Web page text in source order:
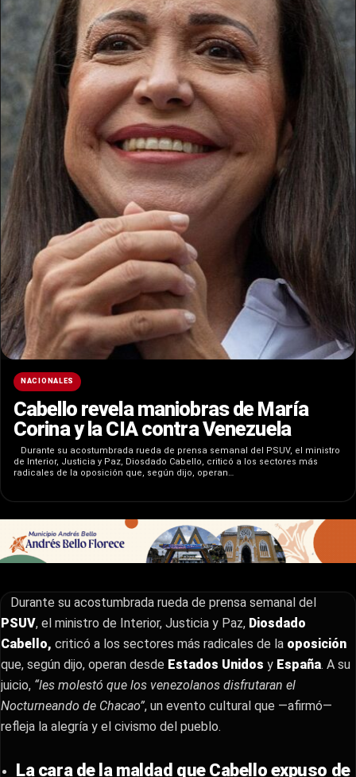
NACIONALES
Cabello revela maniobras de María
Corina y la CIA contra Venezuela
Durante su acostumbrada rueda de prensa semanal del PSUV, el ministro
de Interior, Justicia y Paz, Diosdado Cabello, criticó a los sectores más
radicales de la oposición que, según dijo, operan…
Durante su acostumbrada rueda de prensa semanal del
PSUV, el ministro de Interior, Justicia y Paz, Diosdado
Cabello, criticó a los sectores más radicales de la oposición
que, según dijo, operan desde Estados Unidos y España. A su
juicio, “les molestó que los venezolanos disfrutaran el
Nocturneando de Chacao”, un evento cultural que —afirmó—
refleja la alegría y el civismo del pueblo.
La cara de la maldad que Cabello expuso de